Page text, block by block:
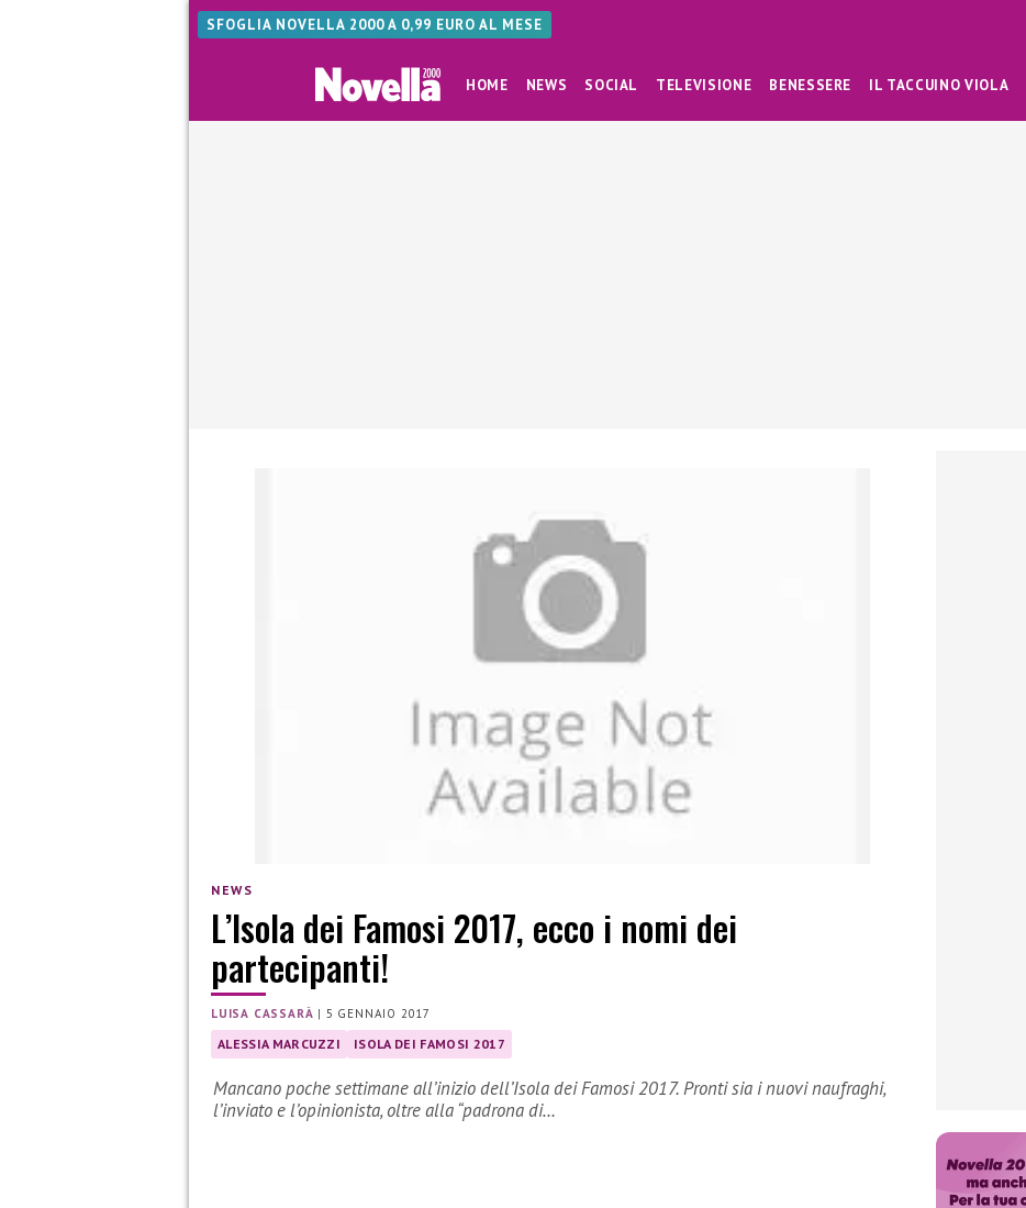
SFOGLIA NOVELLA 2000 A 0,99 EURO AL MESE
HOME NEWS SOCIAL TELEVISIONE BENESSERE IL TACCUINO VIOLA
NEWS
L’Isola dei Famosi 2017, ecco i nomi dei
partecipanti!
LUISA CASSARÀ | 5 GENNAIO 2017
ALESSIA MARCUZZI ISOLA DEI FAMOSI 2017
Mancano poche settimane all’inizio dell’Isola dei Famosi 2017. Pronti sia i nuovi naufraghi,
l’inviato e l’opinionista, oltre alla “padrona di…